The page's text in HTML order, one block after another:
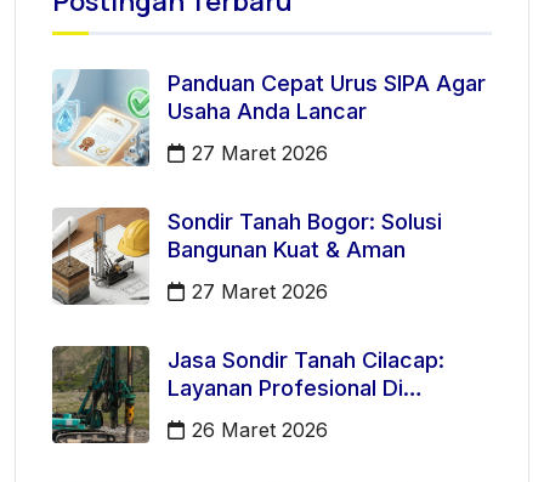
Panduan Cepat Urus SIPA Agar
Usaha Anda Lancar
27 Maret 2026
Sondir Tanah Bogor: Solusi
Bangunan Kuat & Aman
27 Maret 2026
Jasa Sondir Tanah Cilacap:
Layanan Profesional Di
Kecamatan Majenang
26 Maret 2026